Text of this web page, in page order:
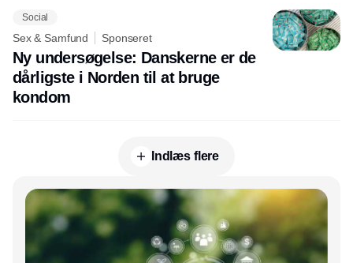
Social
Sex & Samfund Sponseret
Ny undersøgelse: Danskerne er de
dårligste i Norden til at bruge
kondom
Indlæs flere
Annonce